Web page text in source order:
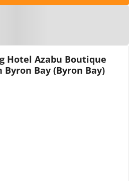
Hotel Azabu Boutique
Bay (Byron Bay)